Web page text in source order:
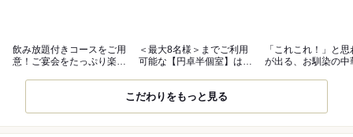
飲み放題付きコースをご用
意！ご宴会をたっぷり楽し
＜最大8名様＞までご利用
可能な【円卓半個室】は接
「これこれ！」と
が出る、お馴染の中
こだわりをもっと見る